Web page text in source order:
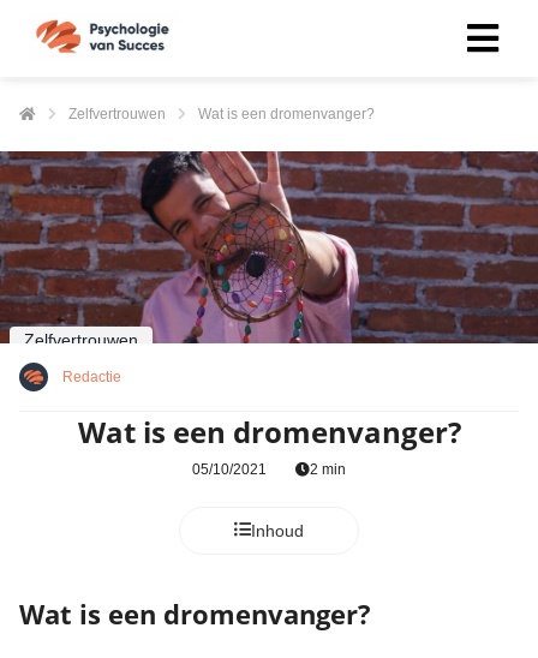
Zelfvertrouwen Wat is een dromenvanger?
Zelfvertrouwen
Redactie
Wat is een dromenvanger?
05/10/2021 2 min
Inhoud
Wat is een dromenvanger?